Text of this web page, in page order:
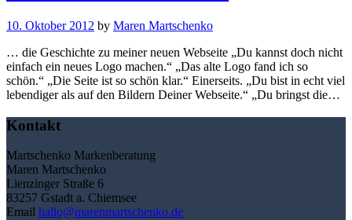
10. Oktober 2012 by Maren Martschenko
… die Geschichte zu meiner neuen Webseite „Du kannst doch nicht
einfach ein neues Logo machen.“ „Das alte Logo fand ich so
schön.“ „Die Seite ist so schön klar.“ Einerseits. „Du bist in echt viel
lebendiger als auf den Bildern Deiner Webseite.“ „Du bringst die…
Kontakt
Martschenko Markenberatung
Maren Martschenko
Lienzinger Straße 6
83257 Gstadt a. Chiemsee
Email hallo@marenmartschenko.de